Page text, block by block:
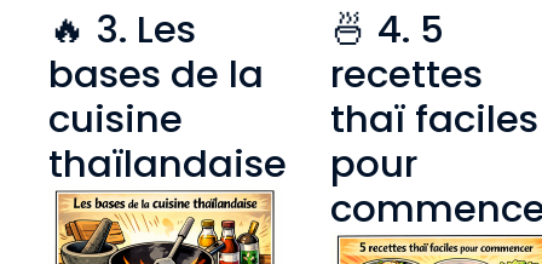
🔥 3. Les
bases de la
cuisine
thaïlandaise
🍜 4. 5
recettes
thaï faciles
pour